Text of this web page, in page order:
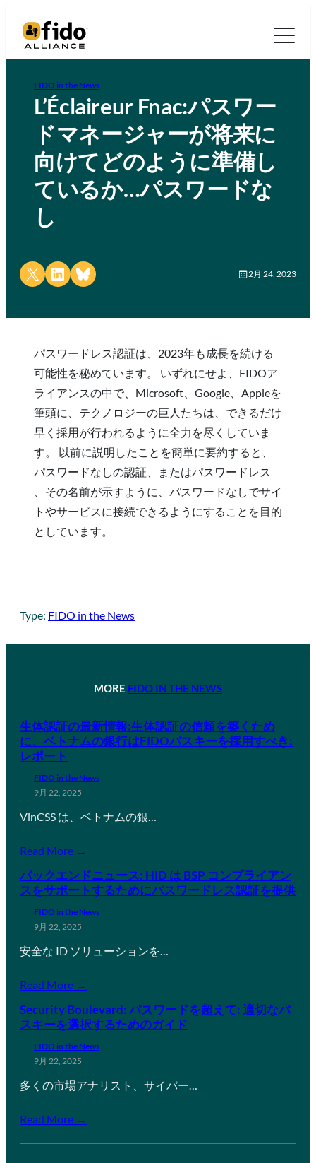
FIDO in the News
L’Éclaireur Fnac:パスワー
ドマネージャーが将来に
向けてどのように準備し
ているか…パスワードな
し
Share on X Share on LinkedIn
Share on Bluesky 2月 24, 2023
パスワードレス認証は、2023年も成長を続ける
可能性を秘めています。 いずれにせよ、FIDOア
ライアンスの中で、Microsoft、Google、Appleを
筆頭に、テクノロジーの巨人たちは、できるだけ
早く採用が行われるように全力を尽くしていま
す。 以前に説明したことを簡単に要約すると、
パスワードなしの認証、またはパスワードレス
、その名前が示すように、パスワードなしでサイ
トやサービスに接続できるようにすることを目的
としています。
Type: FIDO in the News
MORE FIDO IN THE NEWS
生体認証の最新情報:生体認証の信頼を築くため
に、ベトナムの銀行はFIDOパスキーを採用すべき:
レポート
FIDO in the News
9月 22, 2025
VinCSS は、ベトナムの銀…
Read More →
バックエンドニュース: HID は BSP コンプライアン
スをサポートするためにパスワードレス認証を提供
FIDO in the News
9月 22, 2025
安全な ID ソリューションを…
Read More →
Security Boulevard: パスワードを超えて: 適切なパ
スキーを選択するためのガイド
FIDO in the News
9月 22, 2025
多くの市場アナリスト、サイバー…
Read More →